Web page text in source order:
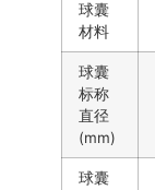
球囊
材料
球囊
标称
直径
(mm)
球囊